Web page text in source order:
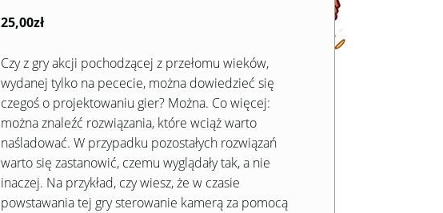
25,00zł
Czy z gry akcji pochodzącej z przełomu wieków,
wydanej tylko na pececie, można dowiedzieć się
czegoś o projektowaniu gier? Można. Co więcej:
można znaleźć rozwiązania, które wciąż warto
naśladować. W przypadku pozostałych rozwiązań
warto się zastanowić, czemu wyglądały tak, a nie
inaczej. Na przykład, czy wiesz, że w czasie
powstawania tej gry sterowanie kamerą za pomocą